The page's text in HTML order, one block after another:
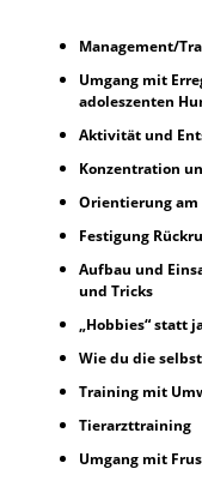
Management/
Umgang mit
adoleszenten
Aktivität und
Konzentration
Orientierung am
Festigung
Aufbau und
und Tricks
„Hobbies“ statt
Wie du die
Training mit
Tierarzttraining
Umgang mit